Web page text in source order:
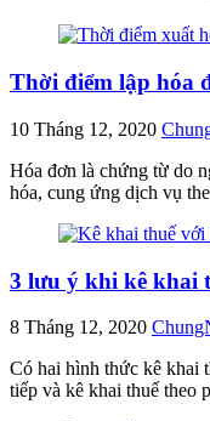
Thời điểm lập hóa
10 Tháng 12, 2020
Hóa đơn là chứng từ do
hóa, cung ứng dịch vụ
3 lưu ý khi kê khai
8 Tháng 12, 2020
Có hai hình thức kê khai
tiếp và kê khai thuế theo